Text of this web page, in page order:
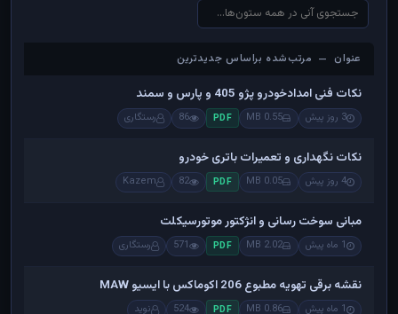
عنوان — مرتب‌شده براساس جدیدترین
عنوان — مرتب‌شده براساس جدیدترین
نکات فنی امدادخودرو پژو 405 و پارس و سمند
3 روز پیش 0.55 MB
PDF
86 رستگاری
نکات نگهداری و تعمیرات باتری خودرو
4 روز پیش 0.05 MB
PDF
82
Kazem
مبانی سوخت رسانی و انژکتور موتورسیکلت
1 ماه پیش 2.02 MB
PDF
571 رستگاری
نقشه برقی تهویه مطبوع 206 اکوماکس با ایسیو MAW
1 ماه پیش 0.86 MB
PDF
524 نوید